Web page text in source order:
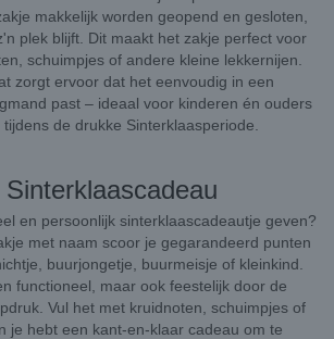
makkelijk worden geopend en gesloten,
plek blijft. Dit maakt het zakje perfect voor
schuimpjes of andere kleine lekkernijen.
zorgt ervoor dat het eenvoudig in een
past – ideaal voor kinderen én ouders
de drukke Sinterklaasperiode.
en persoonlijk sinterklaascadeautje geven?
met naam scoor je gegarandeerd punten
buurjongetje, buurmeisje of kleinkind.
functioneel, maar ook feestelijk door de
Vul het met kruidnoten, schuimpjes of
je hebt een kant-en-klaar cadeau om te